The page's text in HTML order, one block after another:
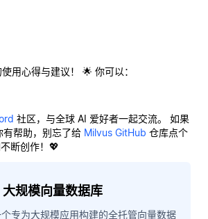
用心得与建议！ 🌟 你可以：
社区，与全球 AI 爱好者一起交流。 如果
帮助，别忘了给 Milvus GitHub 仓库点个
断创作！💖
大规模向量数据库
专为大规模应用构建的全托管向量数据